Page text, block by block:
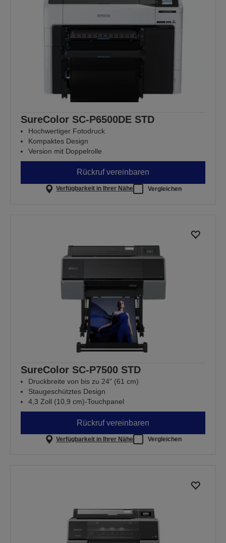
SureColor SC-P6500DE STD
Hochwertiger Fotodruck
Kompaktes Design
Version mit Doppelrolle
Rückruf vereinbaren
Verfügbarkeit in Ihrer Nähe Vergleichen
SureColor SC-P7500 STD
Druckbreite von bis zu 24" (61 cm)
Staugeschütztes Design
4,3 Zoll (10,9 cm)-Touchpanel
Rückruf vereinbaren
Verfügbarkeit in Ihrer Nähe Vergleichen